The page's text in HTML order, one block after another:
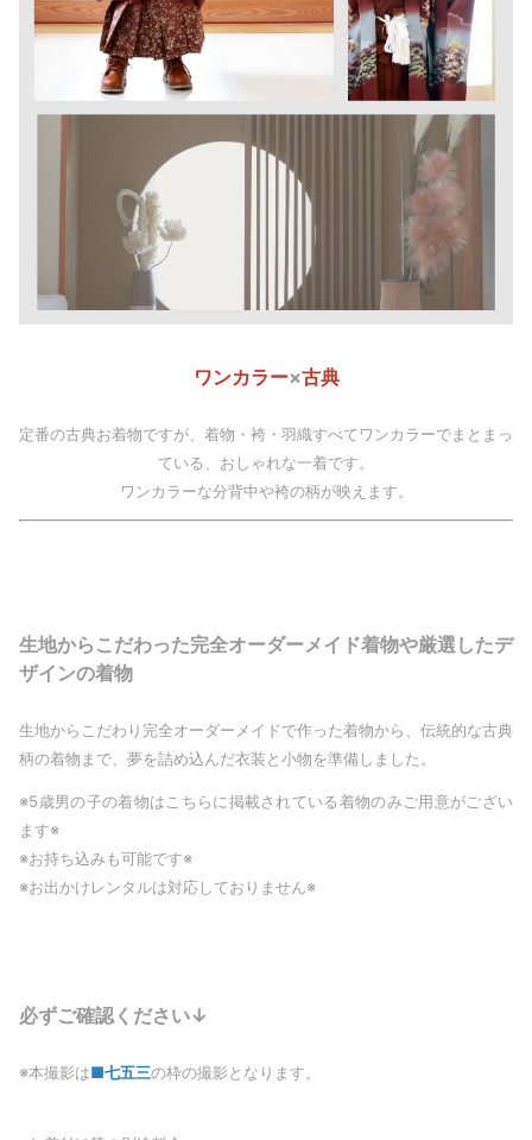
ワンカラー×古典
定番の古典お着物ですが、着物・袴・羽織すべてワンカラーでまとまっ
ている、おしゃれな一着です。
ワンカラーな分背中や袴の柄が映えます。
生地からこだわった完全オーダーメイド着物や厳選したデ
ザインの着物
生地からこだわり完全オーダーメイドで作った着物から、伝統的な古典
柄の着物まで、夢を詰め込んだ衣装と小物を準備しました。
※5歳男の子の着物はこちらに掲載されている着物のみご用意がござい
ます※
※お持ち込みも可能です※
※お出かけレンタルは対応しておりません※
必ずご確認ください↓
※本撮影は■七五三の枠の撮影となります。